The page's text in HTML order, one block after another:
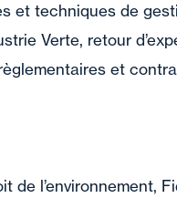
et techniques de
Verte, retour
et
de l’environnement,